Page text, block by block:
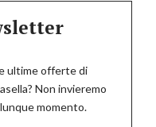
ultime offerte di
Non invieremo
momento.